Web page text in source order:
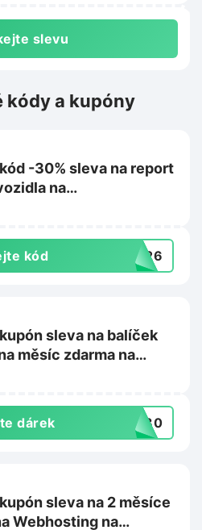
slevu
kódy a kupóny
-30% sleva na report
na
kód 2026
na balíček
měsíc zdarma na
dárek OB30
sleva na 2 měsíce
Webhosting na